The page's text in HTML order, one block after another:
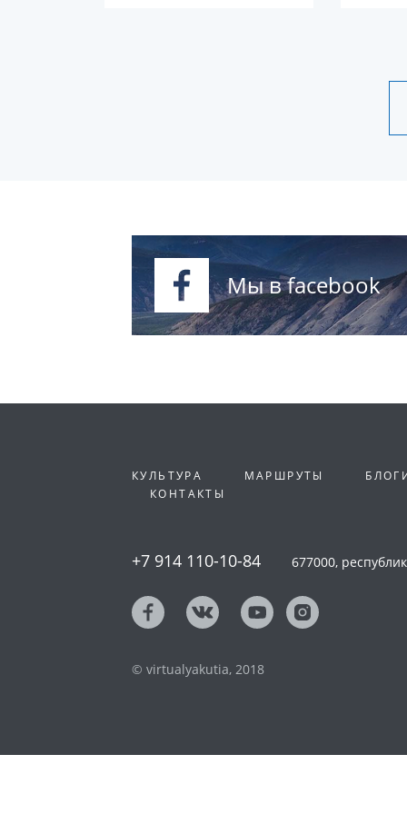
Мы в facebook
КУЛЬТУРА МАРШРУТЫ
КОНТАКТЫ
+7 914 110-10-84 677000,
© virtualyakutia, 2018